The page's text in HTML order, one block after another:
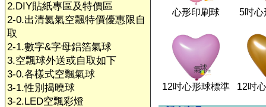
2.DIY貼紙專區及特價區
2-0.出清氦氣空飄特價優惠限自
取
2-1.數字&字母鋁箔氣球
3.空飄球外送或自取如下
3-0.各樣式空飄氣球
3-1.性別揭曉球
3-2.LED空飄彩燈
心形印刷球 5吋心
12吋心形球標準 12吋